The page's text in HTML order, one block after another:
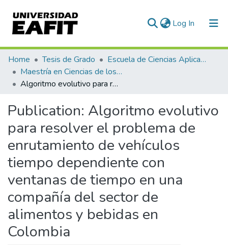
Log In (current)
Communities & Collections
All of DSpace
Home Tesis de Grado
Escuela de Ciencias Aplicadas e Ingeniería
Maestría en Ciencias de los Datos y Analítica (tesis)
Algoritmo evolutivo para resolver el problema de enrutamiento de vehículos tiempo dependiente con ventanas de tiempo en una compañía del sector de alimentos y bebidas en Colombia
Publication: Algoritmo evolutivo
para resolver el problema de
enrutamiento de vehículos
tiempo dependiente con
ventanas de tiempo en una
compañía del sector de
alimentos y bebidas en
Colombia